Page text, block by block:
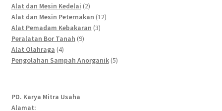
Alat dan Mesin Kedelai 22
products
Alat dan Mesin Peternakan 1212
Alat Pemadam Kebakaran 33
Peralatan Bor Tanah 99
Alat Olahraga 44
products
Pengolahan Sampah Anorganik 55
PD. Karya Mitra Usaha
Alamat: